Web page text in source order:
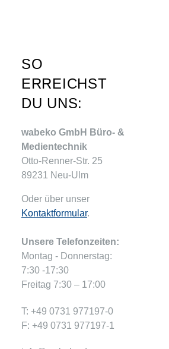
SO
ERREICHST
DU UNS:
wabeko GmbH Büro- &
Medientechnik
Otto-Renner-Str. 25
89231 Neu-Ulm
Oder über unser
Kontaktformular.
Unsere Telefonzeiten:
Montag - Donnerstag:
7:30 -17:30
Freitag 7:30 – 17:00
T: +49 0731 977197-0
F: +49 0731 977197-1